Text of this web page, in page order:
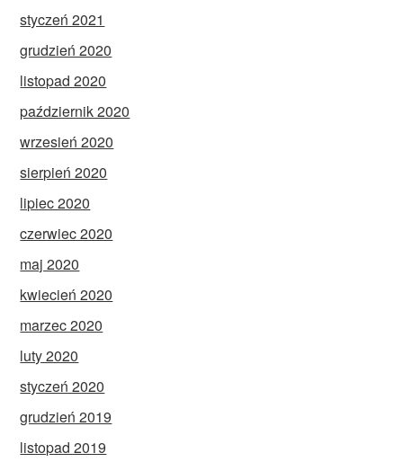
styczeń 2021
grudzień 2020
listopad 2020
październik 2020
wrzesień 2020
sierpień 2020
lipiec 2020
czerwiec 2020
maj 2020
kwiecień 2020
marzec 2020
luty 2020
styczeń 2020
grudzień 2019
listopad 2019